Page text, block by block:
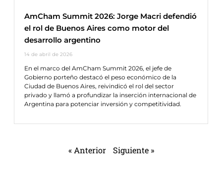
AmCham Summit 2026: Jorge Macri defendió
el rol de Buenos Aires como motor del
desarrollo argentino
14 de abril de 2026
En el marco del AmCham Summit 2026, el jefe de
Gobierno porteño destacó el peso económico de la
Ciudad de Buenos Aires, reivindicó el rol del sector
privado y llamó a profundizar la inserción internacional de
Argentina para potenciar inversión y competitividad.
« Anterior Siguiente »